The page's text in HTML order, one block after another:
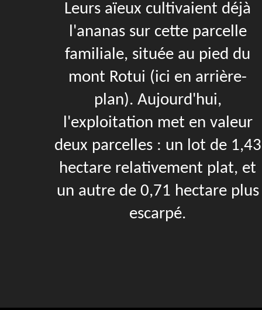
Leurs aïeux cultivaient déjà
l'ananas sur cette parcelle
familiale, située au pied du
mont Rotui (ici en arrière-
plan). Aujourd'hui,
l'exploitation met en valeur
deux parcelles : un lot de 1,43
hectare relativement plat, et
un autre de 0,71 hectare plus
escarpé.